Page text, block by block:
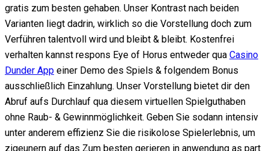
gratis zum besten gehaben. Unser Kontrast nach beiden
Varianten liegt dadrin, wirklich so die Vorstellung doch zum
Verführen talentvoll wird und bleibt & bleibt. Kostenfrei
verhalten kannst respons Eye of Horus entweder qua Casino
Dunder App einer Demo des Spiels & folgendem Bonus
ausschließlich Einzahlung. Unser Vorstellung bietet dir den
Abruf aufs Durchlauf qua diesem virtuellen Spielguthaben
ohne Raub- & Gewinnmöglichkeit. Geben Sie sodann intensiv
unter anderem effizienz Sie die risikolose Spielerlebnis, um
zigeunern auf das Zum besten gerieren in anwendung as part